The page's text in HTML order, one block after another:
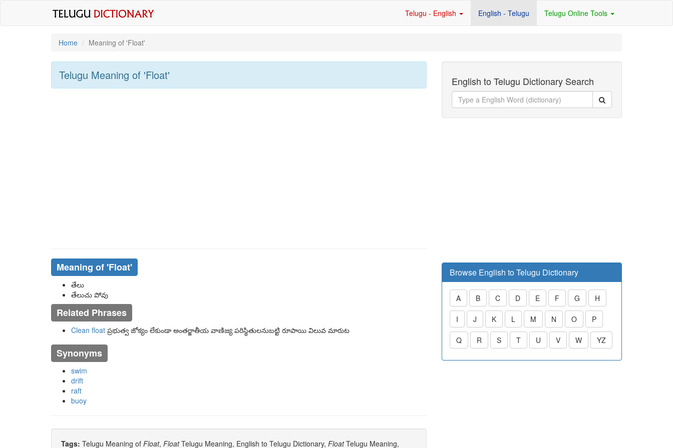
Telugu - English English - Telugu Telugu Online Tools
Home Meaning of 'float'
Telugu Meaning of 'float'
Meaning of 'float'
తేలు
తేలుచు పోవు
Related Phrases
Clean float ప్రభుత్వ జోక్యం లేకుండా అంతర్జాతీయ వాణిజ్య పరిస్థితులనుబట్టి రూపాయి విలువ మారుట
Synonyms
swim
drift
raft
buoy
Tags: Telugu Meaning of Float, FloatTelugu Meaning, English to Telugu Dictionary, FloatTelugu Meaning,
English to Telugu Dictionary Search
Browse English to Telugu Dictionary
A B C D E F G H
I J K L M N O P
Q R S T U V W YZ